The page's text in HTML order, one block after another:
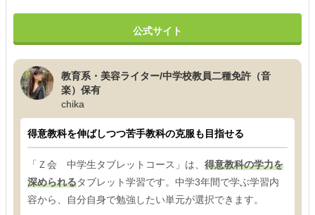
公式サイト
教育系・美容ライター/中学校教員二種免許（音
楽）保有
chika
得意教科を伸ばしつつ苦手教科の克服も目指せる
「Ｚ会 中学生タブレットコース」は、 得意教科の学力を
深められるタブレット学習です。中学3年間で学ぶ学習内
容から、自分自身で勉強したい単元が選択できます。